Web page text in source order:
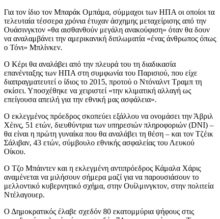
Για τον ίδιο τον Μπαράκ Ομπάμα, σύμμαχοι των ΗΠΑ οι οποίοι τα
τελευταία τέσσερα χρόνια έτυχαν άσχημης μεταχείρισης από την
Ουάσινγκτον «θα αισθανθούν μεγάλη ανακούφιση» όταν θα δουν
να αναλαμβάνει την αμερικανική διπλωματία «ένας άνθρωπος όπως
ο Τόνι» Μπλίνκεν.
Ο Κέρι θα αναλάβει από την πλευρά του τη διαδικασία
επανένταξης των ΗΠΑ στη συμφωνία του Παρισιού, που είχε
διαπραγματευτεί ο ίδιος το 2015, προτού ο Ντόναλντ Τραμπ τη
σκίσει. Υποσχέθηκε να χειριστεί «την κλιματική αλλαγή ως
επείγουσα απειλή για την εθνική μας ασφάλεια».
Ο εκλεγμένος πρόεδρος σκοπεύει εξάλλου να ονομάσει την Άβριλ
Χέινς, 51 ετών, διευθύντρια των υπηρεσιών πληροφοριών (DNI) –
θα είναι η πρώτη γυναίκα που θα αναλάβει τη θέση – και τον Τζέικ
Σάλιβαν, 43 ετών, σύμβουλο εθνικής ασφαλείας του Λευκού
Οίκου.
Ο Τζο Μπάιντεν και η εκλεγμένη αντιπρόεδρος Κάμαλα Χάρις
αναμένεται να μιλήσουν σήμερα μαζί για να παρουσιάσουν το
μελλοντικό κυβερνητικό σχήμα, στην Ουίλμινγκτον, στην πολιτεία
Ντέλαγουερ.
Ο Δημοκρατικός έλαβε σχεδόν 80 εκατομμύρια ψήφους στις